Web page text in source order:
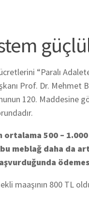
“Paralı
Prof. Dr. Mehmet
120. Maddesine
500 –
meblağ daha da
maaşının 800 TL